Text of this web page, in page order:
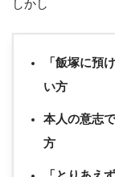
しかし
「飯塚に預
い方
本人の意志
方